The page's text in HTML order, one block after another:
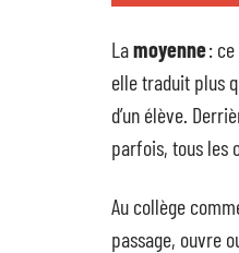
Lamoyenne:
elle traduit plus
d’un élève.
parfois, tous les
Au collège
passage, ouvre